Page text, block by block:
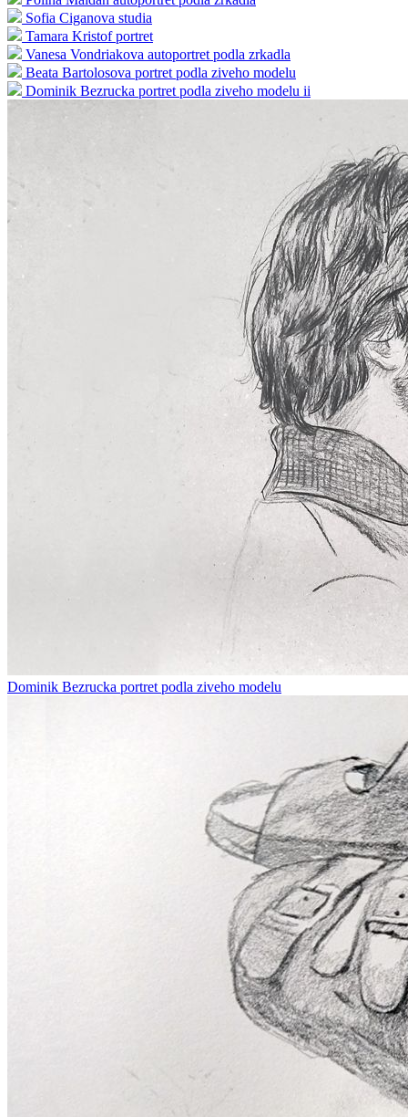
Sofia Ciganova studia
Tamara Kristof portret
Vanesa Vondriakova autoportret podla zrkadla
Beata Bartolosova portret podla ziveho modelu
Dominik Bezrucka portret podla ziveho modelu ii
Dominik Bezrucka portret podla ziveho modelu